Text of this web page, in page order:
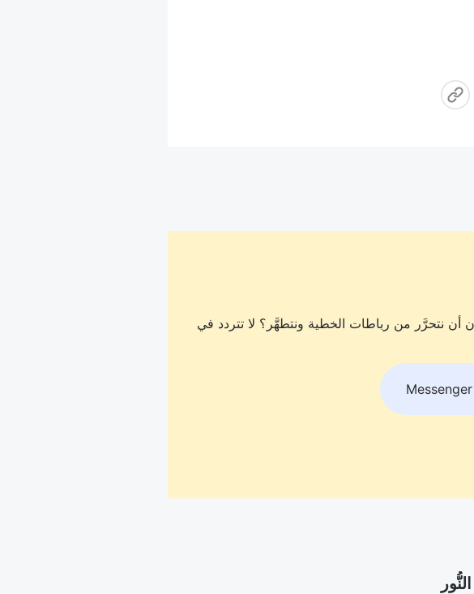
أن نتحرَّر من رباطات الخطية ونتطهَّر؟ لا تتردد في